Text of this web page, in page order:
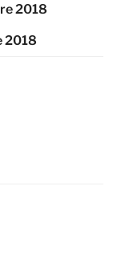
2018
2018